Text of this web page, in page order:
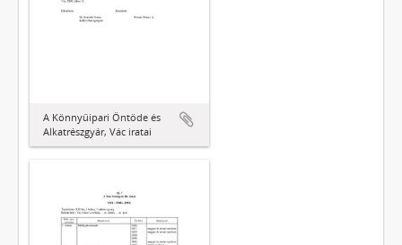
A Könnyűipari Öntöde és
Alkatrészgyár, Vác iratai